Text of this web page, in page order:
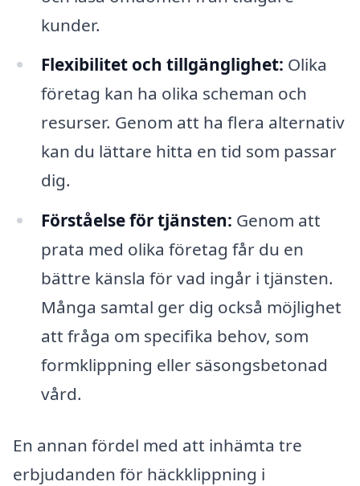
kunder.
Flexibilitet och tillgänglighet: Olika
företag kan ha olika scheman och
resurser. Genom att ha flera alternativ
kan du lättare hitta en tid som passar
dig.
Förståelse för tjänsten: Genom att
prata med olika företag får du en
bättre känsla för vad ingår i tjänsten.
Många samtal ger dig också möjlighet
att fråga om specifika behov, som
formklippning eller säsongsbetonad
vård.
En annan fördel med att inhämta tre
erbjudanden för häckklippning i